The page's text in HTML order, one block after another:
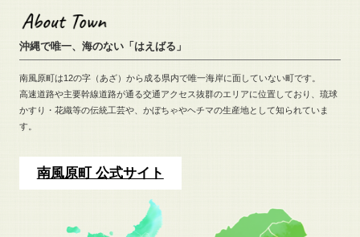
沖縄で唯一、海のない「はえばる」
南風原町は12の字（あざ）から成る県内で唯一海岸に面していない町です。
高速道路や主要幹線道路が通る交通アクセス抜群のエリアに位置しており、 琉球
かすり・花織等の伝統工芸や、 かぼちゃやヘチマの生産地として知られていま
す。
南風原町 公式サイト